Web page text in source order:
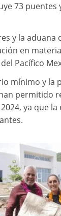
73 puentes
y la aduana
en
Pacífico
mínimo y la
permitido
ya que